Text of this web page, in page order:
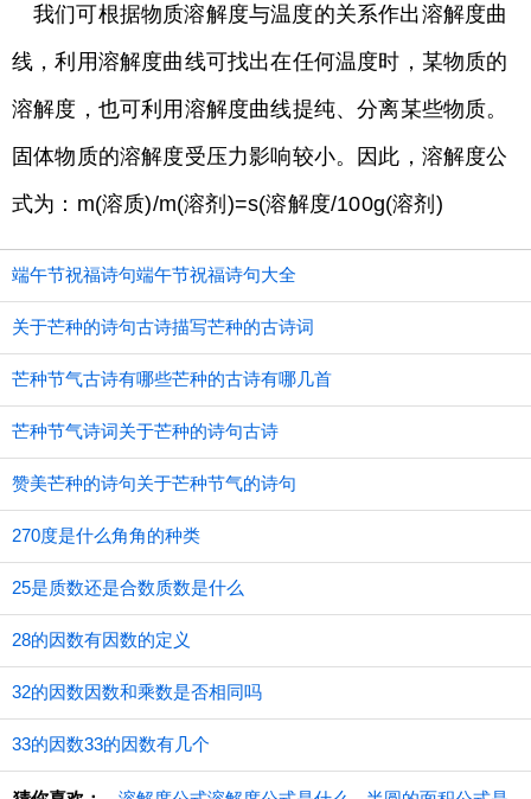
我们可根据物质溶解度与温度的关系作出溶解度曲
线，利用溶解度曲线可找出在任何温度时，某物质的
溶解度，也可利用溶解度曲线提纯、分离某些物质。
固体物质的溶解度受压力影响较小。因此，溶解度公
式为：m(溶质)/m(溶剂)=s(溶解度/100g(溶剂)
端午节祝福诗句端午节祝福诗句大全
关于芒种的诗句古诗描写芒种的古诗词
芒种节气古诗有哪些芒种的古诗有哪几首
芒种节气诗词关于芒种的诗句古诗
赞美芒种的诗句关于芒种节气的诗句
270度是什么角角的种类
25是质数还是合数质数是什么
28的因数有因数的定义
32的因数因数和乘数是否相同吗
33的因数33的因数有几个